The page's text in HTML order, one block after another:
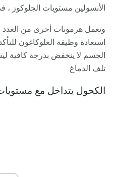
الأنسولين مستويات الجلوكوز ،
وتعمل هرمونات أخرى من الغدد
استعادة وظيفة الغلوكاغون
الجسم لا ينخفض ​​بدرجة كافية
تلف الدماغ.
الكحول يتداخل مع